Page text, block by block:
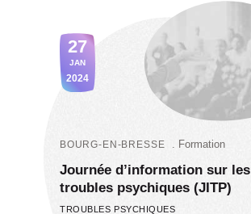
27
JAN
2024
BOURG-EN-BRESSE Formation
Journée d’information sur les
troubles psychiques (JITP)
TROUBLES PSYCHIQUES